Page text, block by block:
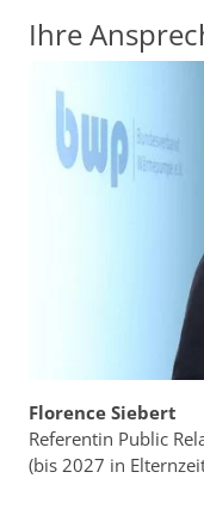
Ihre
Florence Siebert
Referentin Public
(bis 2027 in